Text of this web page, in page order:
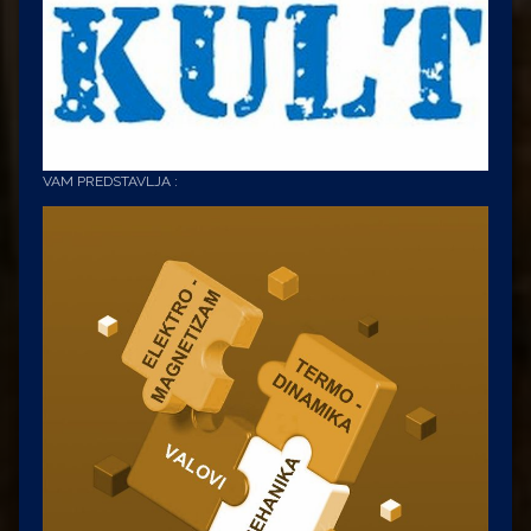
VAM PREDSTAVLJA :